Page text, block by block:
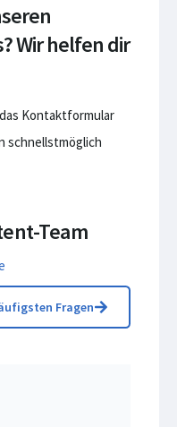
Wir helfen dir
Kontaktformular
schnellstmöglich
Team
Fragen